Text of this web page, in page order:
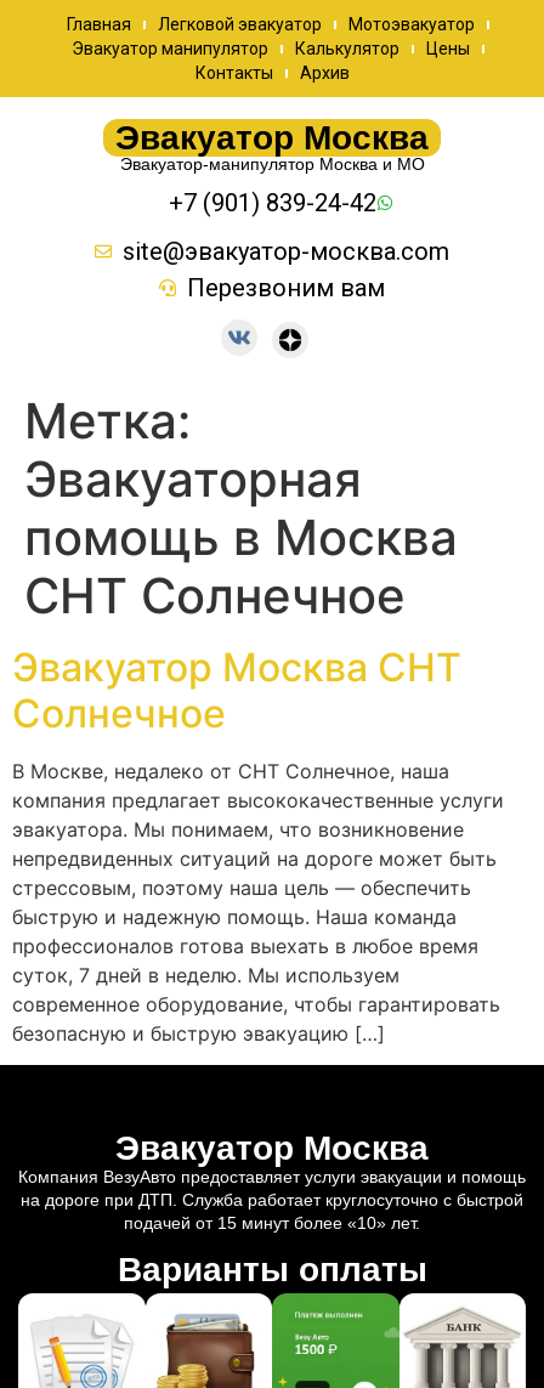
Главная Легковой эвакуатор
Мотоэвакуатор
Эвакуатор манипулятор
Калькулятор
Цены
Контакты
Архив
Эвакуатор Москва
Эвакуатор-манипулятор Москва и МО
+7 (901) 839-24-42
site@эвакуатор-москва.com
Перезвоним вам
Метка:
Эвакуаторная
помощь в Москва
СНТ Солнечное
Эвакуатор Москва СНТ
Солнечное
В Москве, недалеко от СНТ Солнечное, наша
компания предлагает высококачественные услуги
эвакуатора. Мы понимаем, что возникновение
непредвиденных ситуаций на дороге может быть
стрессовым, поэтому наша цель — обеспечить
быструю и надежную помощь. Наша команда
профессионалов готова выехать в любое время
суток, 7 дней в неделю. Мы используем
современное оборудование, чтобы гарантировать
безопасную и быструю эвакуацию […]
Эвакуатор Москва
Компания ВезуАвто предоставляет услуги эвакуации и помощь
на дороге при ДТП. Служба работает круглосуточно с быстрой
подачей от 15 минут более «10» лет.
Варианты оплаты